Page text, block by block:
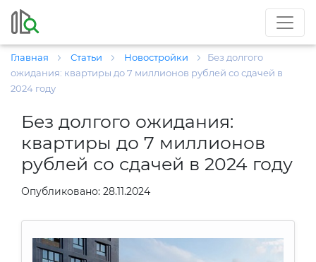
Главная Статьи Новостройки
Без долгого
ожидания: квартиры до 7 миллионов рублей со сдачей в
2024 году
Без долгого ожидания:
квартиры до 7 миллионов
рублей со сдачей в 2024 году
Опубликовано: 28.11.2024